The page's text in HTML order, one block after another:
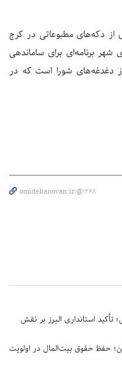
دکه‌های مطبوعاتی در کرج
برنامه‌ای برای ساماندهی
دغدغه‌های شورا است که در
omidebanovan.ir/@1268
استانداری البرز بر نقش
حفظ حقوق بیت‌المال در اولویت